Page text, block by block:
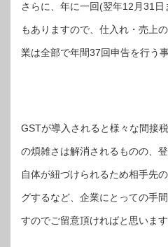
さらに、年に一回(翌年12月31
もありますので、仕入れ・売上
業は全部で年間37回申告を行う
GSTが導入されると様々な間接
の煩雑さは解消されるものの、
自体が紐づけられるため相手先
グするなど、企業にとっての手
すのでご留意頂ければと思います